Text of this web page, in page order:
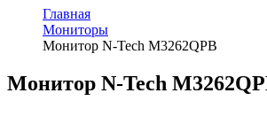
Главная
Мониторы
Монитор N-Tech M3262QPB
Монитор N-Tech